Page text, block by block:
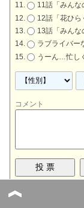
11話「みんな
12話「花ひら
13話「みんな
ラブライバー
うーん…忙し
コメント